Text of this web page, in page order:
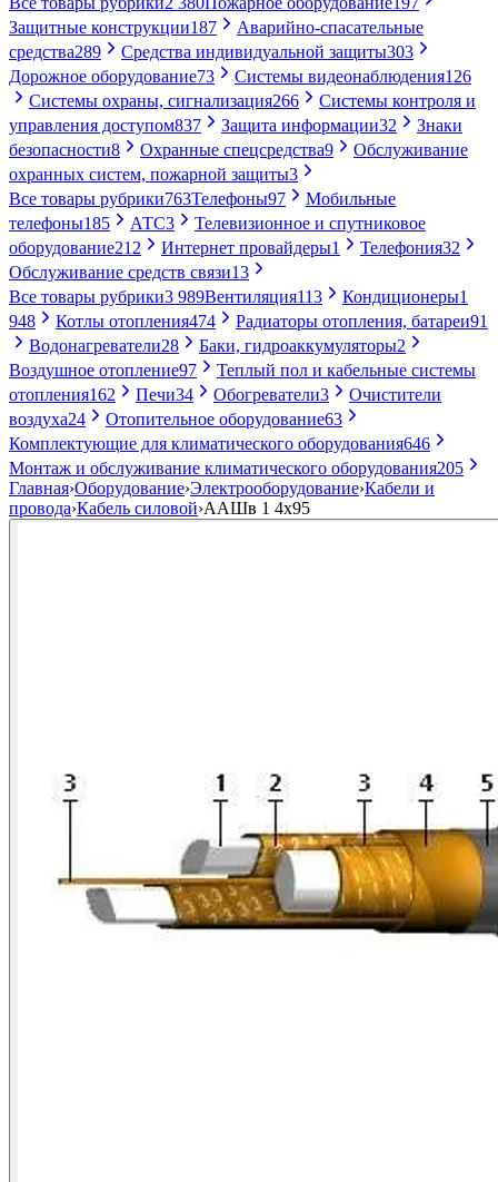
Защитные конструкции187
Аварийно-спасательные
средства289 Средства индивидуальной защиты303
Дорожное оборудование73 Системы видеонаблюдения126
Системы охраны, сигнализация266
Системы контроля и
управления доступом837 Защита информации32
Знаки
безопасности8 Охранные спецсредства9
Обслуживание
охранных систем, пожарной защиты3
Все товары рубрики763Телефоны97
Мобильные
телефоны185 АТС3
Телевизионное и спутниковое
оборудование212 Интернет провайдеры1 Телефония32
Обслуживание средств связи13
Все товары рубрики3 989Вентиляция113 Кондиционеры1
948
Котлы отопления474 Радиаторы отопления, батареи91
Водонагреватели28 Баки, гидроаккумуляторы2
Воздушное отопление97
Теплый пол и кабельные системы
отопления162 Печи34 Обогреватели3
Очистители
воздуха24 Отопительное оборудование63
Комплектующие для климатического оборудования646
Монтаж и обслуживание климатического оборудования205
Главная›Оборудование›Электрооборудование›Кабели и
провода›Кабель силовой›ААШв 1 4х95